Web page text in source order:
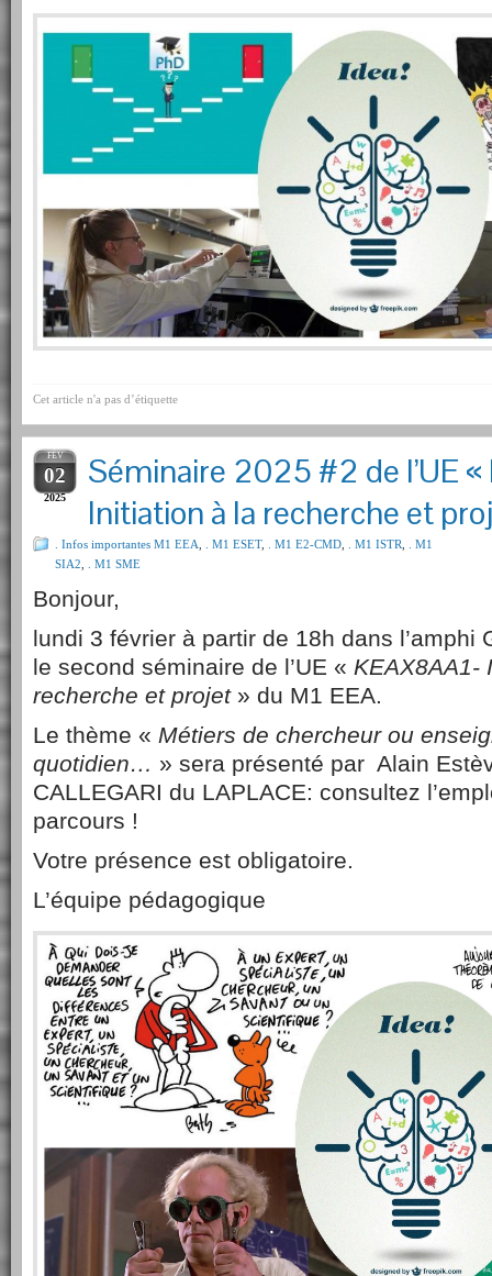
Cet article n'a pas d’étiquette
FÉV
02
2025
Séminaire 2025 #2 de l’UE «
Initiation à la recherche et
. Infos importantes M1 EEA . M1 ESET, . M1 E2-CMD . M1 ISTR
. M1
SIA2
. M1 SME
Bonjour,
lundi 3 février à partir de 18h dans l’amphi
le second séminaire de l’UE « KEAX8AA1-
recherche et projet» du M1 EEA.
Le thème « Métiers de chercheur ou
quotidien… » sera présenté par Alain
CALLEGARI du LAPLACE: consultez
parcours !
Votre présence est obligatoire.
L’équipe pédagogique